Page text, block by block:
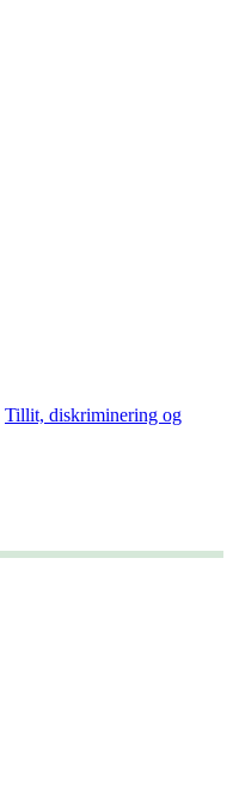
Tillit, diskriminering og